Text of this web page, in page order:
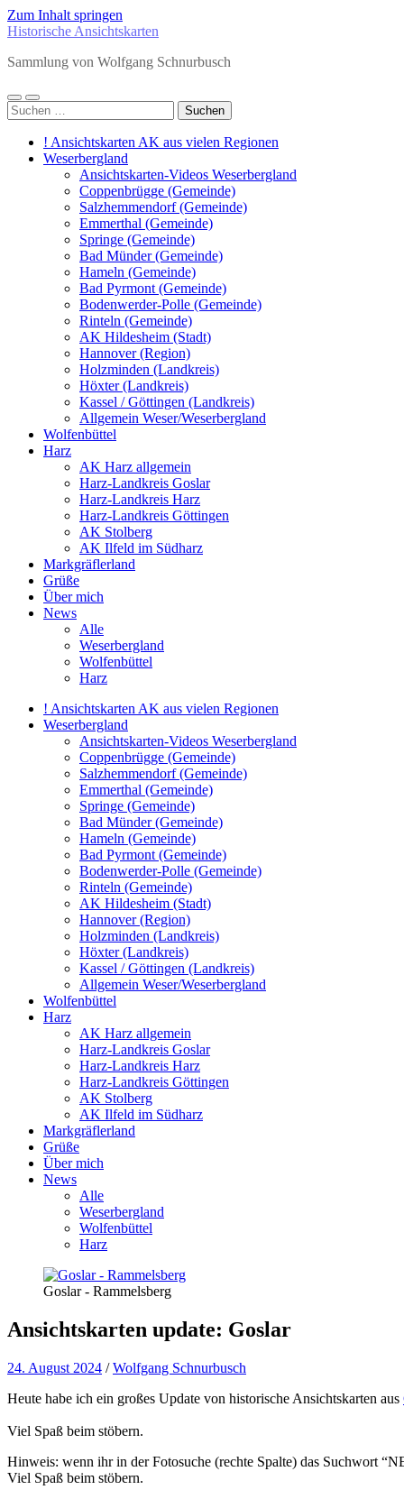
Zum Inhalt springen
Historische Ansichtskarten
Sammlung von Wolfgang Schnurbusch
Mobile-
Menü
Suchfeld
ein-/ausblenden
Suchen
nach:
! Ansichtskarten AK aus vielen Regionen
Weserbergland
Ansichtskarten-Videos Weserbergland
Coppenbrügge (Gemeinde)
Salzhemmendorf (Gemeinde)
Emmerthal (Gemeinde)
Springe (Gemeinde)
Bad Münder (Gemeinde)
Hameln (Gemeinde)
Bad Pyrmont (Gemeinde)
Bodenwerder-Polle (Gemeinde)
Rinteln (Gemeinde)
AK Hildesheim (Stadt)
Hannover (Region)
Holzminden (Landkreis)
Höxter (Landkreis)
Kassel / Göttingen (Landkreis)
Allgemein Weser/Weserbergland
Wolfenbüttel
Harz
AK Harz allgemein
Harz-Landkreis Goslar
Harz-Landkreis Harz
Harz-Landkreis Göttingen
AK Stolberg
AK Ilfeld im Südharz
Markgräflerland
Grüße
Über mich
News
Alle
Weserbergland
Wolfenbüttel
Harz
! Ansichtskarten AK aus vielen Regionen
Weserbergland
Ansichtskarten-Videos Weserbergland
Coppenbrügge (Gemeinde)
Salzhemmendorf (Gemeinde)
Emmerthal (Gemeinde)
Springe (Gemeinde)
Bad Münder (Gemeinde)
Hameln (Gemeinde)
Bad Pyrmont (Gemeinde)
Bodenwerder-Polle (Gemeinde)
Rinteln (Gemeinde)
AK Hildesheim (Stadt)
Hannover (Region)
Holzminden (Landkreis)
Höxter (Landkreis)
Kassel / Göttingen (Landkreis)
Allgemein Weser/Weserbergland
Wolfenbüttel
Harz
AK Harz allgemein
Harz-Landkreis Goslar
Harz-Landkreis Harz
Harz-Landkreis Göttingen
AK Stolberg
AK Ilfeld im Südharz
Markgräflerland
Grüße
Über mich
News
Alle
Weserbergland
Wolfenbüttel
Harz
Goslar - Rammelsberg
Ansichtskarten update: Goslar
24. August 2024 /Wolfgang Schnurbusch
Heute habe ich ein großes Update von historische Ansichtskarten aus
Viel Spaß beim stöbern.
Hinweis: wenn ihr in der Fotosuche (rechte Spalte) das Suchwort
Viel Spaß beim stöbern.